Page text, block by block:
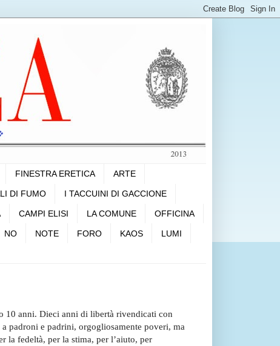
FINESTRA ERETICA ARTE
DI FUMO I TACCUINI DI GACCIONE
CAMPI ELISI LA COMUNE OFFICINA
NO NOTE FORO KAOS LUMI
10 anni. Dieci anni di libertà rivendicati con
padroni e padrini, orgogliosamente poveri, ma
la fedeltà, per la stima, per l’aiuto, per